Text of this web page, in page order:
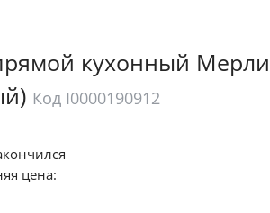
кухонный
Код I0000190912
цена: